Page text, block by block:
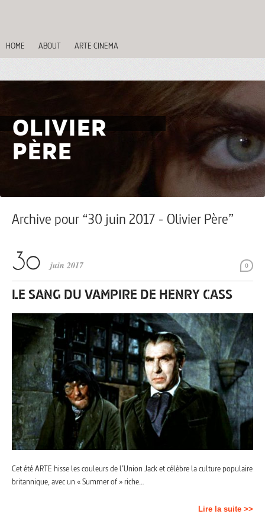
HOME ABOUT ARTE CINEMA
OLIVIER
PÈRE
Archive pour “30 juin 2017 - Olivier Père”
0
juin 2017
LE SANG DU VAMPIRE DE HENRY CASS
Cet été ARTE hisse les couleurs de l’Union Jack et célèbre la culture populaire
britannique, avec un « Summer of » riche…
Lire la suite >>